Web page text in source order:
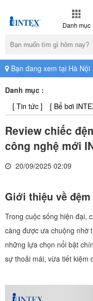
Danh mục
Bạn đang xem tại Hà Nội
Danh mục :
[ Tin tức ]
[ Bể bơi
Review chiếc
công nghệ mới
20/09/2025 02:09
Giới thiệu về đệm
Trong cuộc sống hiện đại,
càng được ưa chuộng nhờ
những lựa chọn nổi bật
sự thoải mái, vừa tiết kiệm